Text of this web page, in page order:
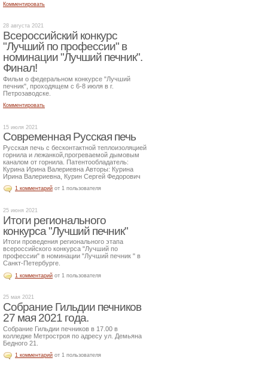
Комментировать
28 августа 2021
Всероссийский конкурс
"Лучший по профессии" в
номинации "Лучший печник".
Финал!
Фильм о федеральном конкурсе "Лучший
печник", проходящем с 6-8 июля в г.
Петрозаводске.
Комментировать
15 июля 2021
Современная Русская печь
Русская печь с бесконтактной теплоизоляцией
горнила и лежанкой,прогреваемой дымовым
каналом от горнила. Патентообладатель:
Курина Ирина Валериевна Авторы: Курина
Ирина Валериевна, Курин Сергей Федорович
1 комментарий от 1 пользователя
25 июня 2021
Итоги регионального
конкурса "Лучший печник"
Итоги проведения регионального этапа
всероссийского конкурса "Лучший по
профессии" в номинации "Лучший печник " в
Санкт-Петербурге.
1 комментарий от 1 пользователя
25 мая 2021
Собрание Гильдии печников
27 мая 2021 года.
Собрание Гильдии печников в 17.00 в
колледже Метростроя по адресу ул. Демьяна
Бедного 21.
1 комментарий от 1 пользователя